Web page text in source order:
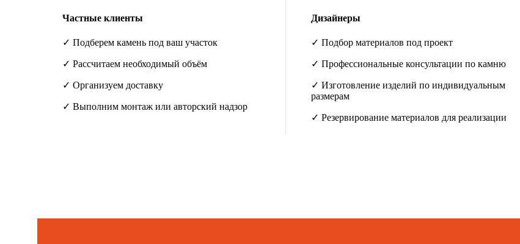
Частные клиенты
✓ Подберем камень под ваш участок
✓ Рассчитаем необходимый объём
✓ Организуем доставку
✓ Выполним монтаж или авторский надзор
Дизайнеры
✓ Подбор материалов под проект
✓ Профессиональные консультации по камню
✓ Изготовление изделий по индивидуальным
размерам
✓ Резервирование материалов для реализации